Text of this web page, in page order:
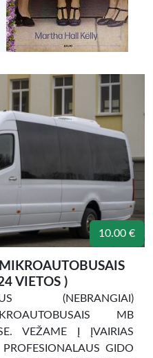
10.00 €
VIETOS )
(NEBRANGIAI)
MB
VEŽAME Į ĮVAIRIAS
GIDO